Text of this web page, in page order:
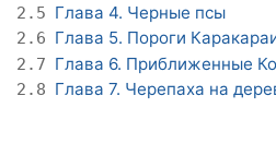
2.5 Глава 4. Черные псы
2.6 Глава 5. Пороги
2.7 Глава 6. Приближенные
2.8 Глава 7. Черепаха на